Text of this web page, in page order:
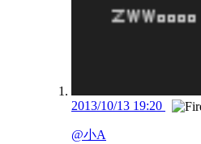
2013/10/13 19:20
@小A